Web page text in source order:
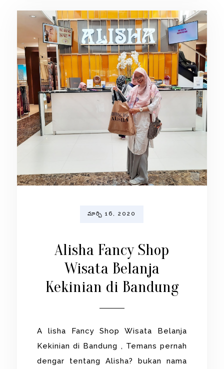
మార్చి 16, 2020
Alisha Fancy Shop
Wisata Belanja
Kekinian di Bandung
A lisha Fancy Shop Wisata Belanja
Kekinian di Bandung , Temans pernah
dengar tentang Alisha? bukan nama